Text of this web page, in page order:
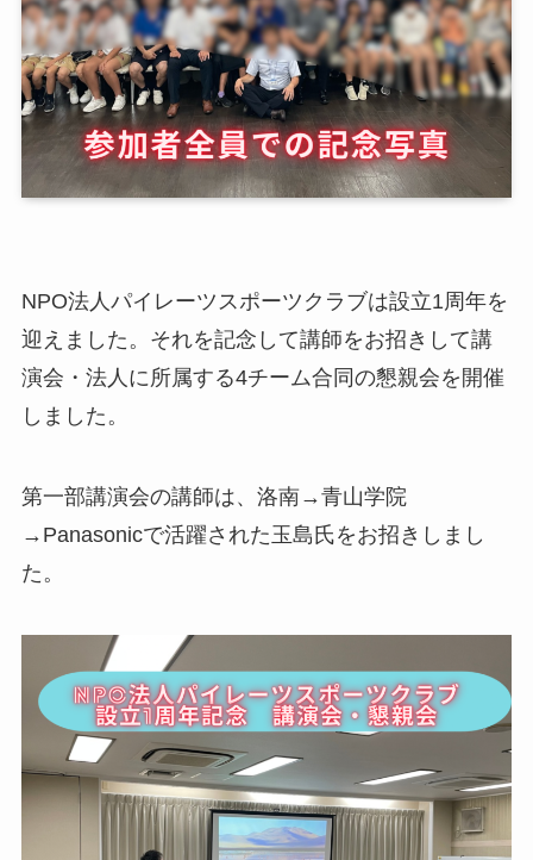
NPO法人パイレーツスポーツクラブは設立1周年を
迎えました。それを記念して講師をお招きして講
演会・法人に所属する4チーム合同の懇親会を開催
しました。
第一部講演会の講師は、洛南→青山学院
→Panasonicで活躍された玉島氏をお招きしまし
た。